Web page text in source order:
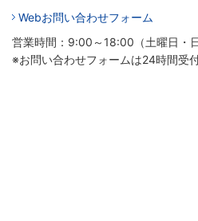
Webお問い合わせフォーム
営業時間：9:00～18:00（土曜日・
※お問い合わせフォームは24時間受